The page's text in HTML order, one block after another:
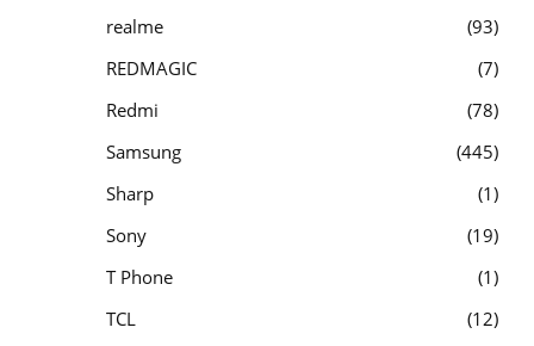
realme
93
REDMAGIC
7
Redmi
78
Samsung
445
Sharp
1
Sony
19
T Phone
1
TCL
12